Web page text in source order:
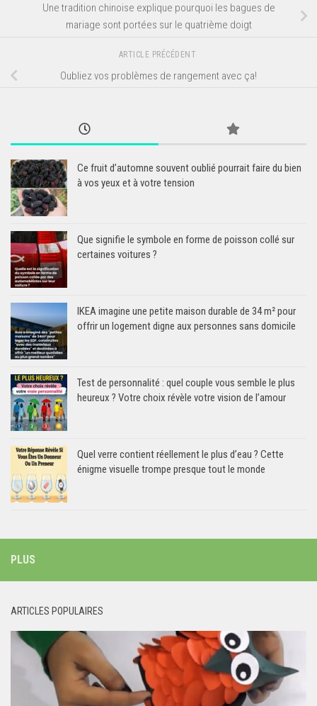
Une tradition chinoise explique pourquoi les bagues de
mariage sont portées sur le quatrième doigt
ARTICLE PRÉCÉDENT
Oubliez vos problèmes de rangement avec ça!
Ce fruit d’automne souvent oublié pourrait faire du bien
à vos yeux et à votre tension
Que signifie le symbole en forme de poisson collé sur
certaines voitures ?
IKEA imagine une petite maison durable de 34 m² pour
offrir un logement digne aux personnes sans domicile
Test de personnalité : quel couple vous semble le plus
heureux ? Votre choix révèle votre vision de l’amour
Quel verre contient réellement le plus d’eau ? Cette
énigme visuelle trompe presque tout le monde
PLUS
ARTICLES POPULAIRES